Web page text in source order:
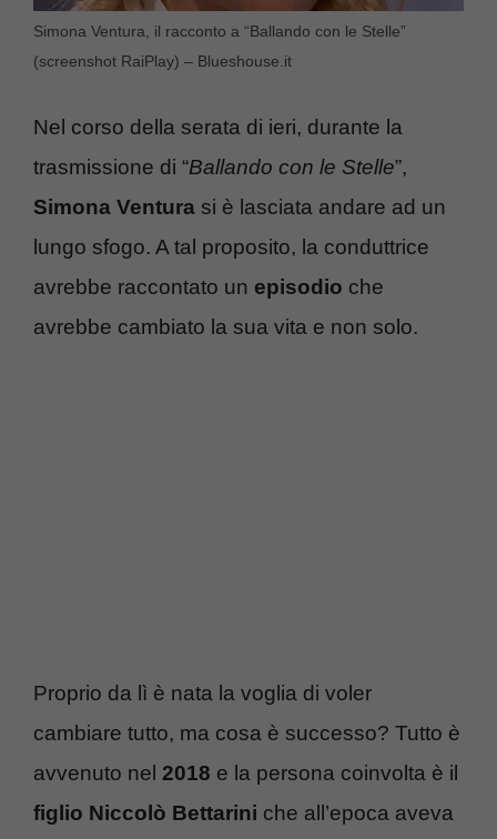
Simona Ventura, il racconto a “Ballando con le Stelle”
(screenshot RaiPlay) – Blueshouse.it
Nel corso della serata di ieri, durante la
trasmissione di “Ballando con le Stelle”,
Simona Ventura si è lasciata andare ad un
lungo sfogo. A tal proposito, la conduttrice
avrebbe raccontato un episodio che
avrebbe cambiato la sua vita e non solo.
Proprio da lì è nata la voglia di voler
cambiare tutto, ma cosa è successo? Tutto è
avvenuto nel 2018 e la persona coinvolta è il
figlio Niccolò Bettarini che all’epoca aveva